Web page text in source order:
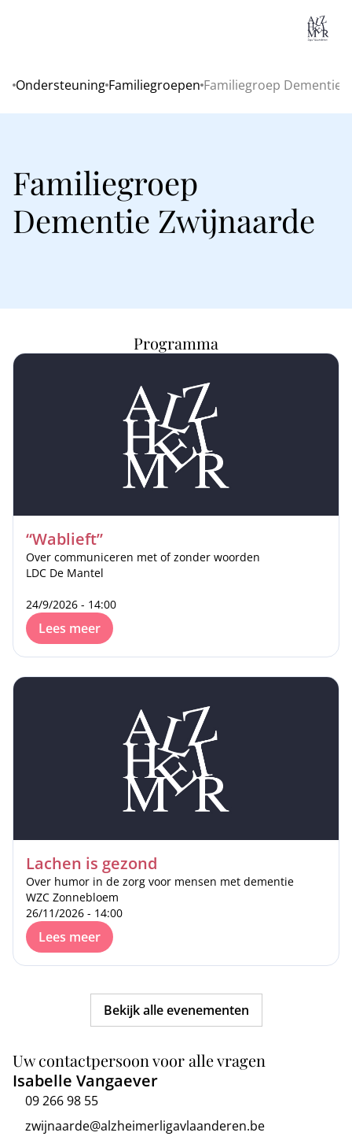
Home
Ondersteuning Familiegroepen Familiegroep Dementie
Familiegroep
Dementie Zwijnaarde
Programma
“Wablieft”
Over communiceren met of zonder woorden
LDC De Mantel
24/9/2026 - 14:00
Lees meer
Lachen is gezond
Over humor in de zorg voor mensen met dementie
WZC Zonnebloem
26/11/2026 - 14:00
Lees meer
Bekijk alle evenementen
Uw contactpersoon voor alle vragen
Isabelle Vangaever
09 266 98 55
zwijnaarde@alzheimerligavlaanderen.be